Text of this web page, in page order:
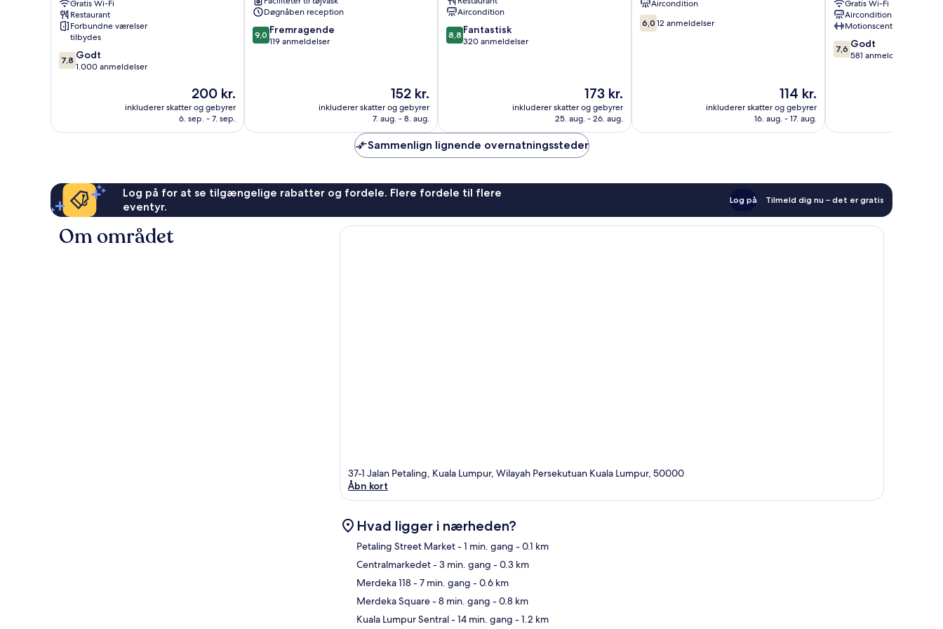
Den
Gyldne
Trekant
Gratis Wi-Fi
Restaurant
Forbundne værelser
tilbydes
7.8
ud
anmeldelser
7,8 Godt
1.000 anmeldelser
Prisen
200 kr.
200 kr.
inkluderer skatter og gebyrer
6. sep. - 7. sep.
Døgnåben reception
9.0
ud
9,0 Fremragende
119 anmeldelser
Prisen
152 kr.
152 kr.
inkluderer skatter og gebyrer
7. aug. - 8. aug.
Aircondition
8.8
ud
8,8 Fantastisk
320 anmeldelser
Prisen
173 kr.
173 kr.
inkluderer skatter og gebyrer
25. aug. - 26. aug.
LRT
formerly
RPC
Aircondition
6.0
ud
6,0 12 anmeldelser
Prisen
114 kr.
114 kr.
inkluderer skatter og gebyrer
16. aug. - 17. aug.
Den
Gyldne
Trekant
Gratis Wi-Fi
Aircondition
Motionscenter
7.6
ud
7,6 Godt
581 anmeldelser
Sammenlign lignende overnatningssteder
Log på for at se tilgængelige rabatter og fordele. Flere fordele til flere
eventyr.
Log på Tilmeld dig nu – det er gratis
Om området
37-1 Jalan Petaling, Kuala Lumpur, Wilayah Persekutuan Kuala Lumpur, 50000
Åbn kort
Hvad ligger i nærheden?
Petaling Street Market- 1 min. gang - 0.1 km
Centralmarkedet- 3 min. gang - 0.3 km
Merdeka 118- 7 min. gang - 0.6 km
Merdeka Square- 8 min. gang - 0.8 km
Kuala Lumpur Sentral- 14 min. gang - 1.2 km